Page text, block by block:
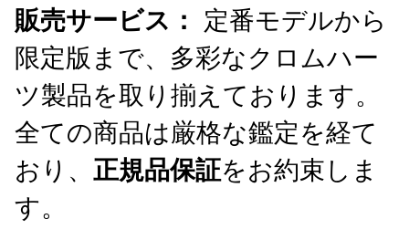
販売サービス ： 定番モデルから
限定版まで、多彩なクロムハー
ツ製品を取り揃えております。
全ての商品は厳格な鑑定を経て
おり、 正規品保証をお約束しま
す。